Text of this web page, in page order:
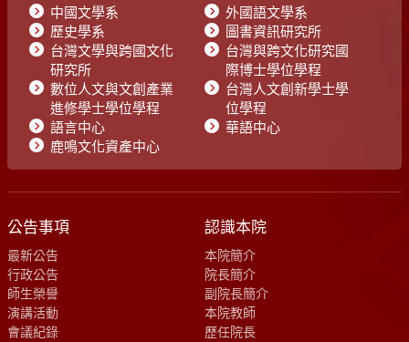
中國文學系
外國語文學系
歷史學系
圖書資訊研究所
台灣文學與跨國文化
研究所
台灣與跨文化研究國
際博士學位學程
數位人文與文創產業
進修學士學位學程
台灣人文創新學士學
位學程
語言中心
華語中心
鹿鳴文化資產中心
公告事項
最新公告
行政公告
師生榮譽
演講活動
會議紀錄
認識本院
本院簡介
院長簡介
副院長簡介
本院教師
歷任院長